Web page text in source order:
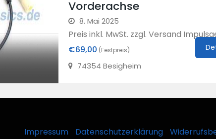
Vorderachse
8. Mai 2025
Preis inkl. MwSt. zzgl. Versand
€69,00 (Festpreis)
74354 Besigheim
Impressum Datenschutzerklärung